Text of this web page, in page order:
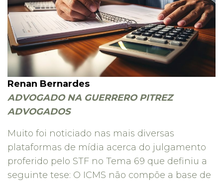
Renan Bernardes
ADVOGADO NA GUERRERO PITREZ
ADVOGADOS
Muito foi noticiado nas mais diversas
plataformas de mídia acerca do julgamento
proferido pelo STF no Tema 69 que definiu a
seguinte tese: O ICMS não compõe a base de